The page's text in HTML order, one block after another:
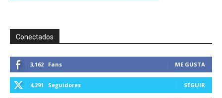
Conectados
3,162 Fans ME GUSTA
4,291 Seguidores SEGUIR